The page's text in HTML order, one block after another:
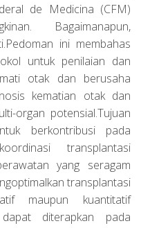
de Medicina (CFM)
Bagaimanapun,
ini membahas
untuk penilaian dan
otak dan berusaha
kematian otak dan
organ potensial.Tujuan
berkontribusi pada
transplantasi
yang seragam
transplantasi
maupun kuantitatif
diterapkan pada